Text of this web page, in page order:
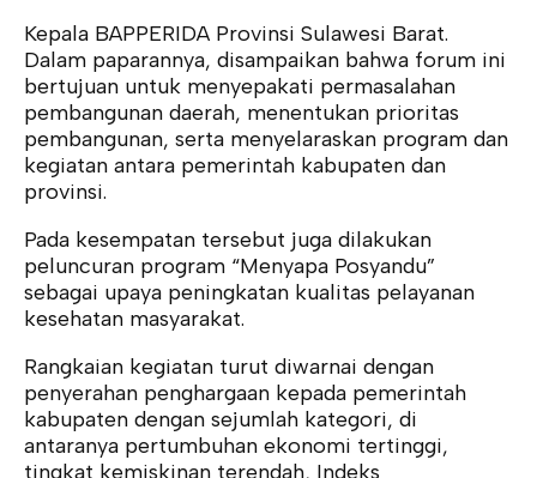
Kepala BAPPERIDA Provinsi Sulawesi Barat.
Dalam paparannya, disampaikan bahwa forum ini
bertujuan untuk menyepakati permasalahan
pembangunan daerah, menentukan prioritas
pembangunan, serta menyelaraskan program dan
kegiatan antara pemerintah kabupaten dan
provinsi.
Pada kesempatan tersebut juga dilakukan
peluncuran program “Menyapa Posyandu”
sebagai upaya peningkatan kualitas pelayanan
kesehatan masyarakat.
Rangkaian kegiatan turut diwarnai dengan
penyerahan penghargaan kepada pemerintah
kabupaten dengan sejumlah kategori, di
antaranya pertumbuhan ekonomi tertinggi,
tingkat kemiskinan terendah, Indeks